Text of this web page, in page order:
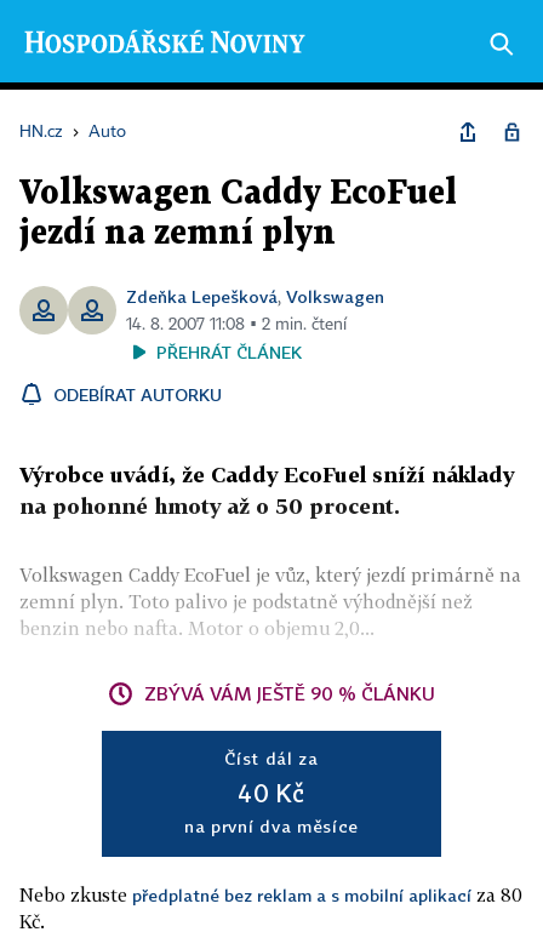
HN.cz › Auto
Volkswagen Caddy EcoFuel
jezdí na zemní plyn
Zdeňka Lepešková, Volkswagen
14. 8. 2007 11:08 ▪ 2 min. čtení
PŘEHRÁT ČLÁNEK
ODEBÍRAT AUTORKU
Výrobce uvádí, že Caddy EcoFuel sníží náklady
na pohonné hmoty až o 50 procent.
Volkswagen Caddy EcoFuel je vůz, který jezdí primárně na
zemní plyn. Toto palivo je podstatně výhodnější než
benzin nebo nafta. Motor o objemu 2,0...
ZBÝVÁ VÁM JEŠTĚ 90 % ČLÁNKU
Číst dál za
40 Kč
na první dva měsíce
Nebo zkuste předplatné bez reklam a s mobilní aplikací za 80
Kč.